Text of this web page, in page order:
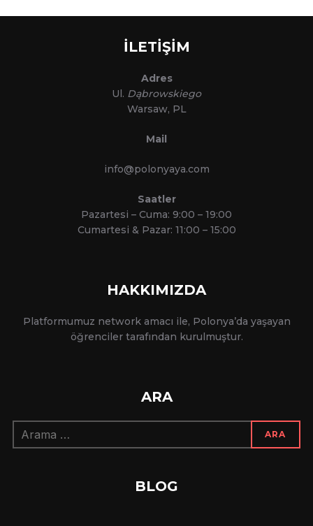
İLETİŞİM
Adres
Ul. Dąbrowskiego
Warsaw, PL
Mail
info@polonyaya.com
Saatler
Pazartesi – Cuma: 9:00 – 19:00
Cumartesi & Pazar: 11:00 – 15:00
HAKKIMIZDA
Platformumuz network amacı ile, Polonya’da yaşayan
öğrenciler tarafından kurulmuştur.
ARA
Arama:
ARA
BLOG